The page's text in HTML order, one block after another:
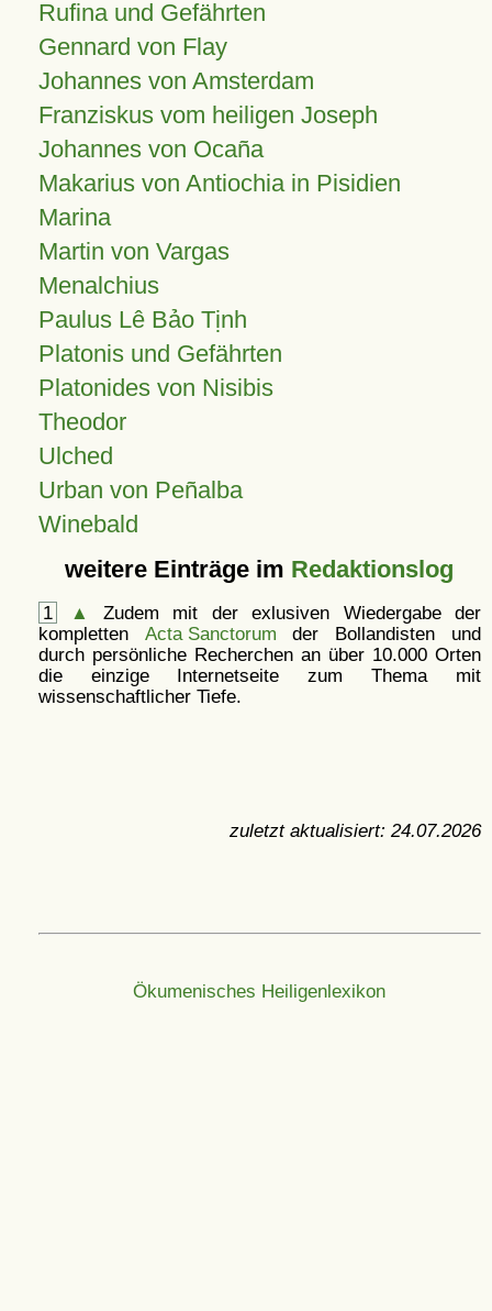
Rufina und Gefährten
Gennard von Flay
Johannes von Amsterdam
Franziskus vom heiligen Joseph
Johannes von Ocaña
Makarius von Antiochia in Pisidien
Marina
Martin von Vargas
Menalchius
Paulus Lê Bảo Tịnh
Platonis und Gefährten
Platonides von Nisibis
Theodor
Ulched
Urban von Peñalba
Winebald
weitere Einträge im Redaktionslog
1 ▲
Zudem mit der exlusiven Wiedergabe der
kompletten Acta Sanctorum der Bollandisten und
durch persönliche Recherchen an über 10.000 Orten
die einzige Internetseite zum Thema mit
wissenschaftlicher Tiefe.
zuletzt aktualisiert: 24.07.2026
Ökumenisches Heiligenlexikon